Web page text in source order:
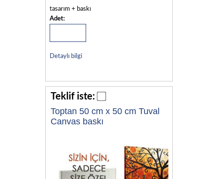
tasarım + baskı
Adet:
Detaylı bilgi
Teklif iste:
Toptan 50 cm x 50 cm Tuval
Canvas baskı